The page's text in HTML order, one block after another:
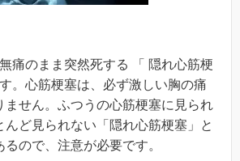
痛のまま突然死する 「 隠れ心筋梗
。心筋梗塞は、必ず激しい胸の痛
ません。ふつうの心筋梗塞に見られ
んど見られない「隠れ心筋梗塞」と
ので、注意が必要です。